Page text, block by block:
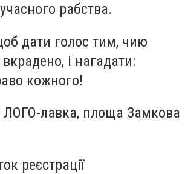
рабства.
дати голос тим, чию
і нагадати:
кожного!
ЛОГО-лавка, площа Замкова
реєстрації